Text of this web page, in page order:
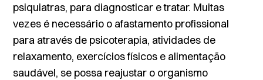
psiquiatras, para diagnosticar e tratar. Muitas
vezes é necessário o afastamento profissional
para através de psicoterapia, atividades de
relaxamento, exercícios físicos e alimentação
saudável, se possa reajustar o organismo